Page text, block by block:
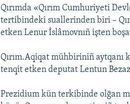
Qırımda «Qırım Cumhuriyeti
tertibindeki suallerinden biri –
etken Lenur İslâmovnıñ işten
Qırım.Aqiqat mühbiriniñ
tenqit etken deputat Lentun
Prezidium kün terkibinde olğan